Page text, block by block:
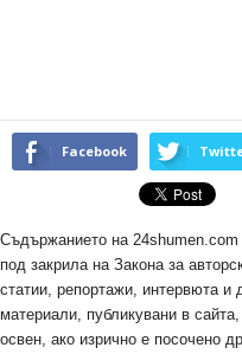
Facebook
Съдържанието на 24shumen.com
под закрила на Закона за
статии, репортажи, интервюта и
материали, публикувани в
освен, ако изрично е посочено